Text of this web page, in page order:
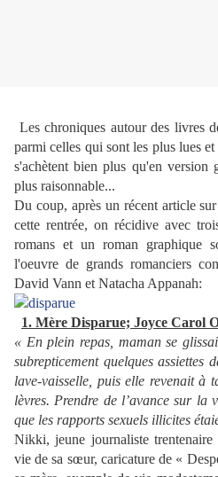
Les chroniques autour des livres
parmi celles qui sont les plus lues
s'achètent bien plus qu'en
plus raisonnable...
Du coup, après un récent article
cette rentrée, on récidive avec
romans et un roman graphique
l'oeuvre de grands romanciers
David Vann et Natacha Appanah:
1. Mère Disparue; Joyce Carol
« En plein repas, maman se
subrepticement quelques assiettes
lave-vaisselle, puis elle revenait à
lèvres. Prendre de l’avance sur la
que les rapports sexuels illicites
Nikki, jeune journaliste
vie de sa sœur, caricature de «